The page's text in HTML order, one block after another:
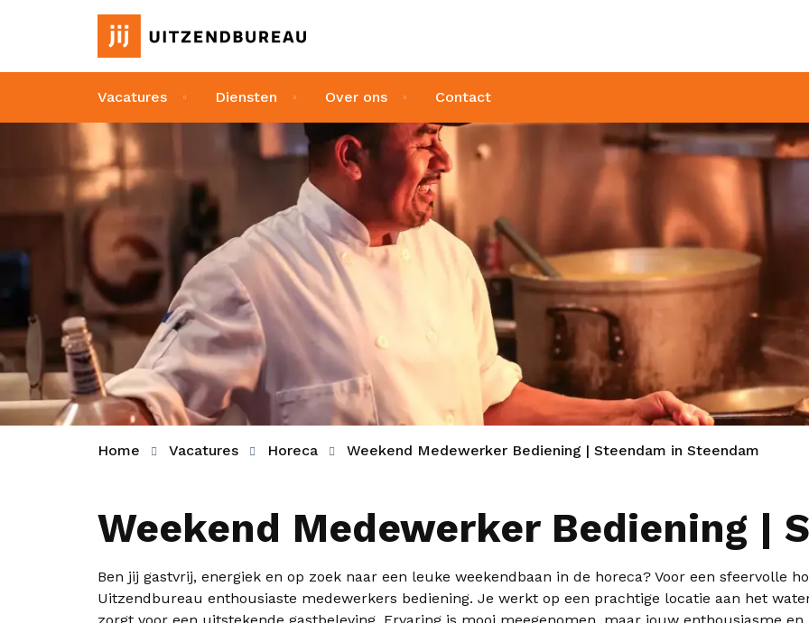
Vacatures Diensten Over ons Contact
Home Vacatures Horeca Weekend Medewerker Bediening | Steendam in Steendam
Weekend Medewerker Bediening |
Ben jij gastvrij, energiek en op zoek naar een leuke weekendbaan in de horeca? Voor een sfeervolle
Uitzendbureau enthousiaste medewerkers bediening. Je werkt op een prachtige locatie aan het